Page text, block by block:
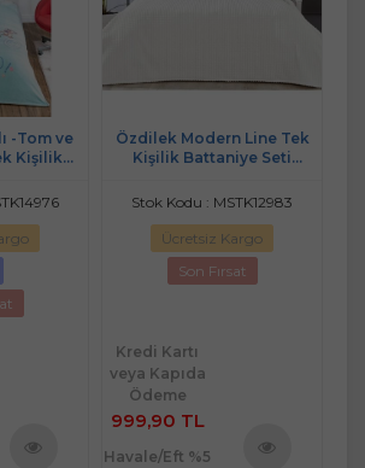
-Tom ve
Kişilik
Özdilek Modern Line Tek
Kişilik Battaniye Seti
Stok Kodu : MSTK12983
Ücretsiz Kargo
Son Fırsat
Kredi Kartı
veya Kapıda
Ödeme
999,90 TL
Havale/Eft %5